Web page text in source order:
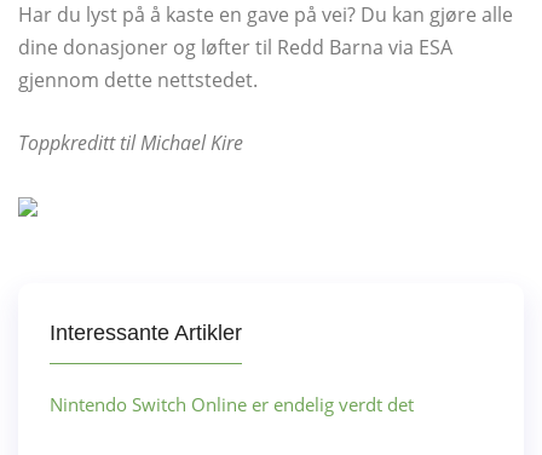
Har du lyst på å kaste en gave på vei? Du kan gjøre alle
dine donasjoner og løfter til Redd Barna via ESA
gjennom dette nettstedet.
Toppkreditt til Michael Kire
Interessante Artikler
Nintendo Switch Online er endelig verdt det